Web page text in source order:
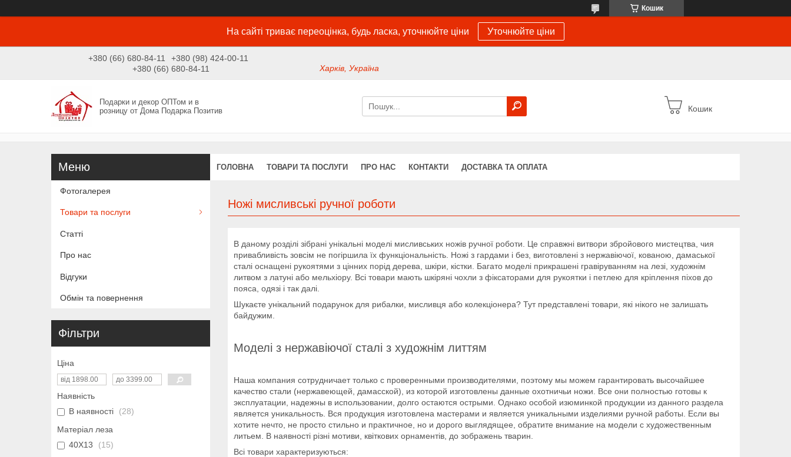
Кошик
На сайті триває переоцінка, будь ласка, уточнюйте ціни Уточнюйте ціни
+380 (66) 680-84-11
+380 (98) 424-00-11
+380 (66) 680-84-11
Харків, Україна
Подарки и декор ОПТом и в
розницу от Дома Подарка Позитив
Кошик
ГОЛОВНА ТОВАРИ ТА ПОСЛУГИ ПРО НАС КОНТАКТИ ДОСТАВКА ТА ОПЛАТА
Ножі мисливські ручної роботи
В даному розділі зібрані унікальні моделі мисливських ножів ручної роботи. Це справжні витвори збройового мистецтва, чия
привабливість зовсім не погіршила їх функціональність. Ножі з гардами і без, виготовлені з нержавіючої, кованою, дамаської
сталі оснащені рукоятями з цінних порід дерева, шкіри, кістки. Багато моделі прикрашені гравіруванням на лезі, художнім
литвом з латуні або мельхіору. Всі товари мають шкіряні чохли з фіксаторами для рукоятки і петлею для кріплення піхов до
пояса, одязі і так далі.
Шукаєте унікальний подарунок для рибалки, мисливця або колекціонера? Тут представлені товари, які нікого не залишать
байдужим.
Моделі з нержавіючої сталі з художнім литтям
Наша компания сотрудничает только с проверенными производителями, поэтому мы можем гарантировать высочайшее
качество стали (нержавеющей, дамасской), из которой изготовлены данные охотничьи ножи. Все они полностью готовы к
эксплуатации, надежны в использовании, долго остаются острыми. Однако особой изюминкой продукции из данного раздела
является уникальность. Вся продукция изготовлена мастерами и является уникальными изделиями ручной работы. Если вы
хотите нечто, не просто стильно и практичное, но и дорого выглядящее, обратите внимание на модели с художественным
литьем. В наявності різні мотиви, квіткових орнаментів, до зображень тварин.
Всі товари характеризуються:
Фотогалерея
Товари та послуги
Статті
Про нас
Відгуки
Обмін та повернення
Фільтри
Ціна
Наявність
В наявності
28
Матеріал леза
40Х13
15